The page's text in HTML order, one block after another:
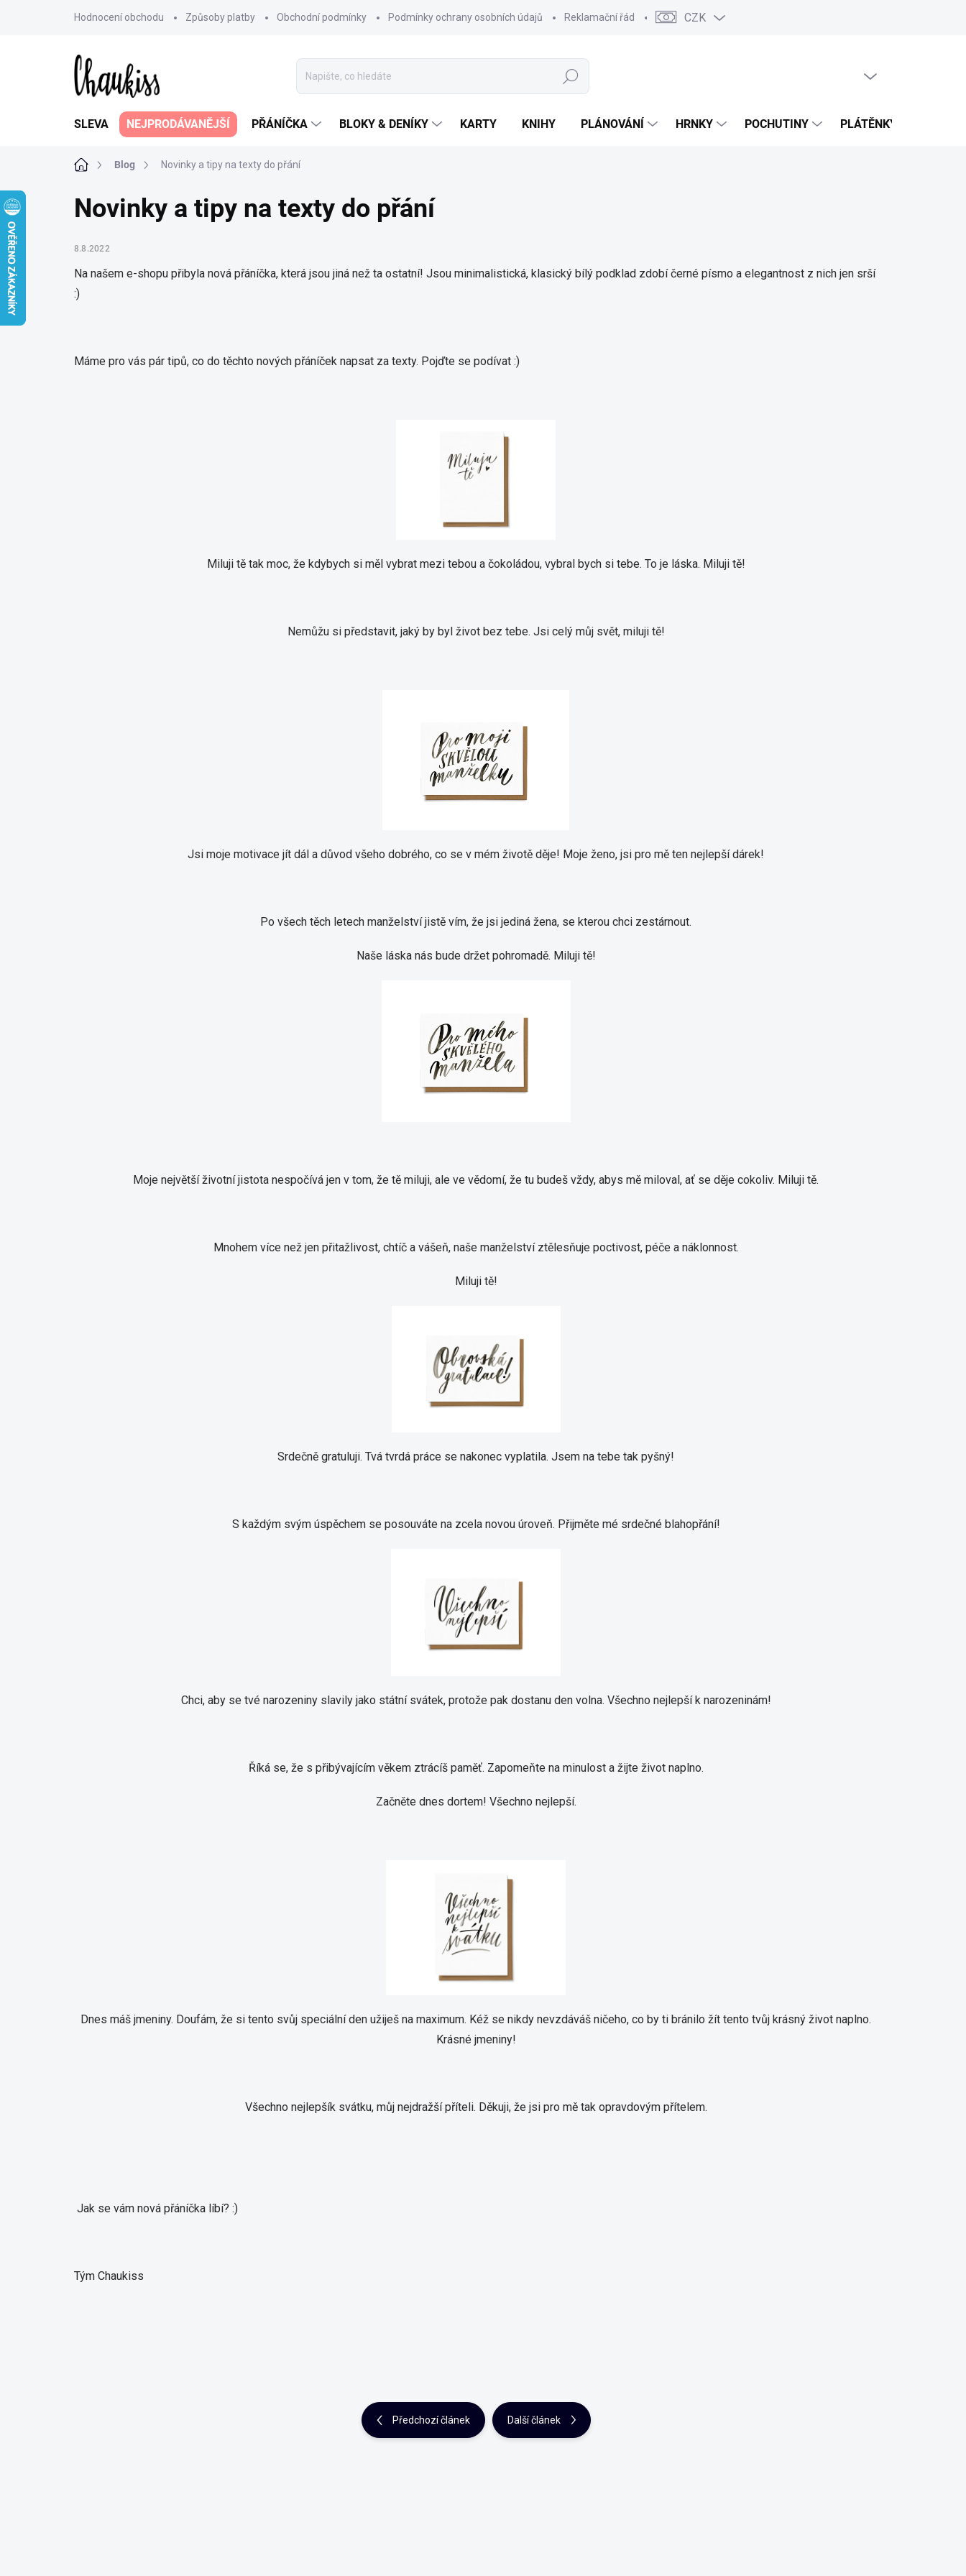
Hodnocení obchodu Způsoby platby Obchodní podmínky Podmínky ochrany osobních údajů Reklamační řád Často kladené dotazy
CZK
Hledat
SLEVA NEJPRODÁVANĚJŠÍ PŘÁNÍČKA BLOKY & DENÍKY KARTY KNIHY PLÁNOVÁNÍ HRNKY POCHUTINY PLÁTĚNKY
Domů Blog Novinky a tipy na texty do přání
Novinky a tipy na texty do přání
8.8.2022
Na našem e-shopu přibyla nová přáníčka, která jsou jiná než ta ostatní! Jsou minimalistická, klasický bílý podklad zdobí černé písmo a elegantnost z nich jen srší
:)
Máme pro vás pár tipů, co do těchto nových přáníček napsat za texty. Pojďte se podívat :)
Miluji tě tak moc, že ​​kdybych si měl vybrat mezi tebou a čokoládou, vybral bych si tebe. To je láska. Miluji tě!
Nemůžu si představit, jaký by byl život bez tebe. Jsi celý můj svět, miluji tě!
Jsi moje motivace jít dál a důvod všeho dobrého, co se v mém životě děje! Moje ženo, jsi pro mě ten nejlepší dárek!
Po všech těch letech manželství jistě vím, že jsi jediná žena, se kterou chci zestárnout.
Naše láska nás bude držet pohromadě. Miluji tě!
Moje největší životní jistota nespočívá jen v tom, že tě miluji, ale ve vědomí, že tu budeš vždy, abys mě miloval, ať se děje cokoliv. Miluji tě.
Mnohem více než jen přitažlivost, chtíč a vášeň, naše manželství ztělesňuje poctivost, péče a náklonnost.
Miluji tě!
Srdečně gratuluji. Tvá tvrdá práce se nakonec vyplatila. Jsem na tebe tak pyšný!
S každým svým úspěchem se posouváte na zcela novou úroveň. Přijměte mé srdečné blahopřání!
Chci, aby se tvé narozeniny slavily jako státní svátek, protože pak dostanu den volna. Všechno nejlepší k narozeninám!
Říká se, že s přibývajícím věkem ztrácíš paměť. Zapomeňte na minulost a žijte život naplno.
Začněte dnes dortem! Všechno nejlepší.
Dnes máš jmeniny. Doufám, že si tento svůj speciální den užiješ na maximum. Kéž se nikdy nevzdáváš ničeho, co by ti bránilo žít tento tvůj krásný život naplno.
Krásné jmeniny!
Všechno nejlepšík svátku, můj nejdražší příteli. Děkuji, že jsi pro mě tak opravdovým přítelem.
Jak se vám nová přáníčka líbí? :)
Tým Chaukiss
Předchozí článek Další článek